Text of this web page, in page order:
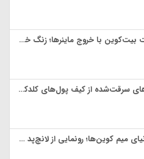
افت تاریخی هش‌ریت بیت‌کوین با خروج ماینرها؛ زنگ خطر یا سیگنال تشکیل کف؟
بخشی از بیت کوین‌های سرقت‌شده از کیف پول‌های کلدکارد سر از میکسرها درآوردند!
ورود یونی‌سواپ به دنیای میم کوین‌ها؛ رونمایی از لانچ‌پد اختصاصی برای ساخت توکن